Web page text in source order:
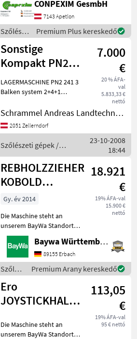
horizontal 2x850 mm,
Bedienung elektrisch Preis:
€ 10.427 Option: Ö
CONPEXIM GesmbH
7143 Apetlon
Szőlészeti
gépek /
Conpexim
Premium Plus kereskedő
Sonstige
Kompakt PN2
241
7.000
€
20 % ÁFA-
val
5.833,33 €
nettó
LAGERMASCHINE PN2 241 3
Balken system 2+4+1
Winkelverstellung, mit
oberen Balken
senkrechten u.
Schrammel Andreas Landtechnik und Handel, Metalltechnik e.U.
2051 Zellerndorf
Szőlészeti gépek /
Sonstige
23-10-2008
18:44
REBHOLZZIEHER
KOBOLD
CLEMENS
18.921
€
19% ÁFA-val
15.900 €
nettó
Gy. év 2014
Die Maschine steht an
unserem BayWa Standort in
DE-71384
Endersbach.Gerne steht
Ihnen Herr Eigl unter Tel.:
0151 1610 4613 für Ihre
Anfrage zur
Verfügung!Rebholzzieh
Baywa Württemberg
89155 Erbach
Szőlészeti
gépek /
Clemens
Premium Arany kereskedő
Ero
JOYSTICKHALTER
113,05
€
19% ÁFA-val
95 € nettó
Die Maschine steht an
unserem BayWa Standort in